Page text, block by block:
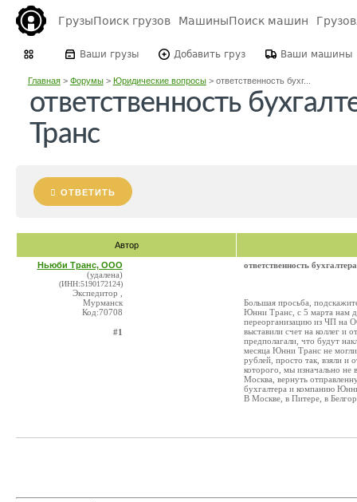
ГрузыПоиск грузов МашиныПоиск машин
Ваши грузы Добавить груз Ваши машины
Главная> Форумы> Юридические вопросы> ответственность бухг...
ответственность
Транс
ОТВЕТИТЬ
Автор
Ньюби Транс, ООО
(удалена)
(ИНН:5190172124)
Экспедитор ,
Мурманск
Код:70708
#1
ответственность
Большая просьба,
Юнни Транс, с 5 марта нам
переорганизацию из ЧП на
выставили счет на коллег и
предполагали, что будут
месяца Юнни Транс не
рублей, просто так, взяли и
которого, мы изначально
Москва, вернуть
бухгалтера и компанию
В Москве, в Питере, в